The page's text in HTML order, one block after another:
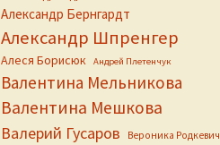
Александр Бернгардт
Александр Шпренгер
Алеся Борисюк Андрей Плетенчук
Валентина Мельникова
Валентина Мешкова
Валерий Гусаров
Вероника Родкевич